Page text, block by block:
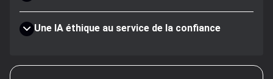
Une IA éthique au service de la confiance